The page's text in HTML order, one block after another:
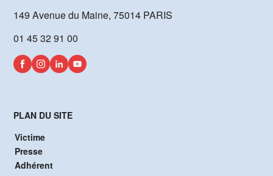
149 Avenue du Maine, 75014 PARIS
01 45 32 91 00
PLAN DU SITE
Victime
Presse
Adhérent